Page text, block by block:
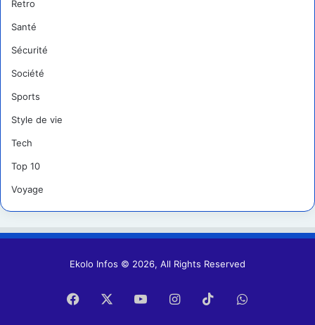
Retro
Santé
Sécurité
Société
Sports
Style de vie
Tech
Top 10
Voyage
Ekolo Infos © 2026, All Rights Reserved
Facebook YouTubeInstagram
TikTokWhatsApp